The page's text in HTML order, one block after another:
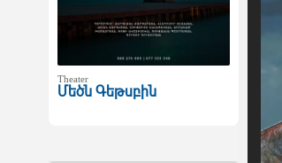
Theater
Մեծն Գեթսբին